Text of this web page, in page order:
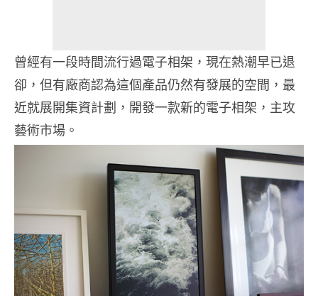
曾經有一段時間流行過電子相架，現在熱潮早已退
卻，但有廠商認為這個產品仍然有發展的空間，最
近就展開集資計劃，開發一款新的電子相架，主攻
藝術市場。